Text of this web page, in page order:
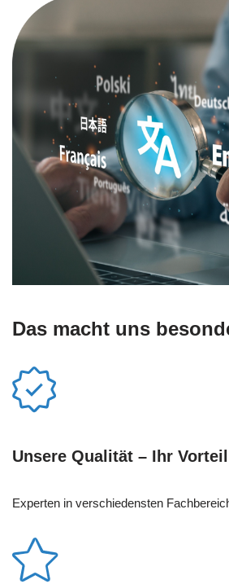
Das macht uns
Unsere Qualität – Ihr Vorteil
Experten in verschiedensten